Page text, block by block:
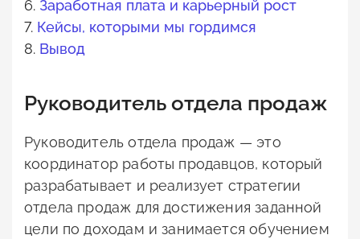
6. Заработная плата и карьерный рост
7. Кейсы, которыми мы гордимся
8. Вывод
Руководитель отдела продаж
Руководитель отдела продаж — это
координатор работы продавцов, который
разрабатывает и реализует стратегии
отдела продаж для достижения заданной
цели по доходам и занимается обучением